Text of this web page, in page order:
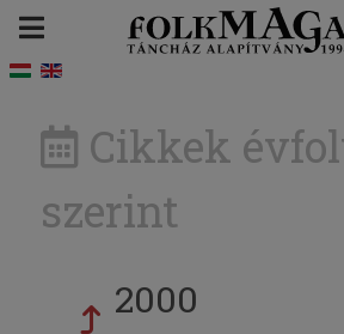
Cikkek
szerint
2000